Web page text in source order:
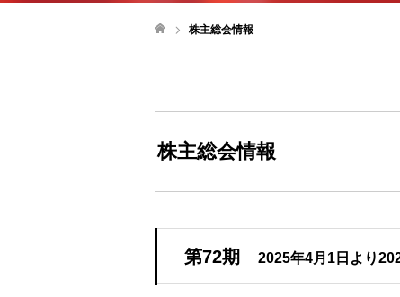
株主総会情報
株主総会情報
第72期 2025年4月1日より